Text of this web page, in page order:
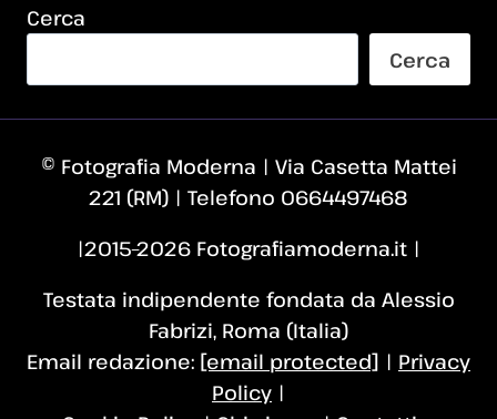
Cerca
Cerca
© Fotografia Moderna | Via Casetta Mattei
221 (RM) | Telefono 0664497468
|2015–2026 Fotografiamoderna.it |
Testata indipendente fondata da Alessio
Fabrizi, Roma (Italia)
Email redazione: [email protected] | Privacy
Policy |